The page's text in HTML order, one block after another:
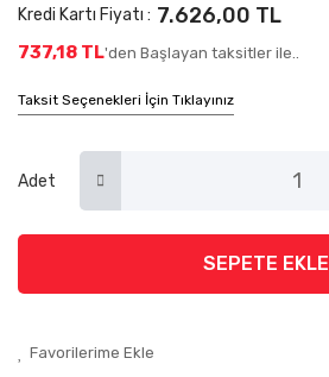
Kredi Kartı Fiyatı : 7.626,00 TL
737,18 TL'den Başlayan taksitler ile..
Taksit Seçenekleri İçin Tıklayınız
Adet
SEPETE EKLE